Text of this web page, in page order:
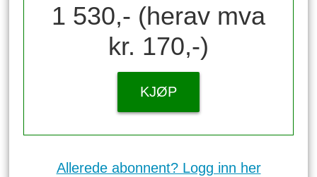
1 530,- (herav mva
kr. 170,-)
KJØP
Allerede abonnent? Logg inn her